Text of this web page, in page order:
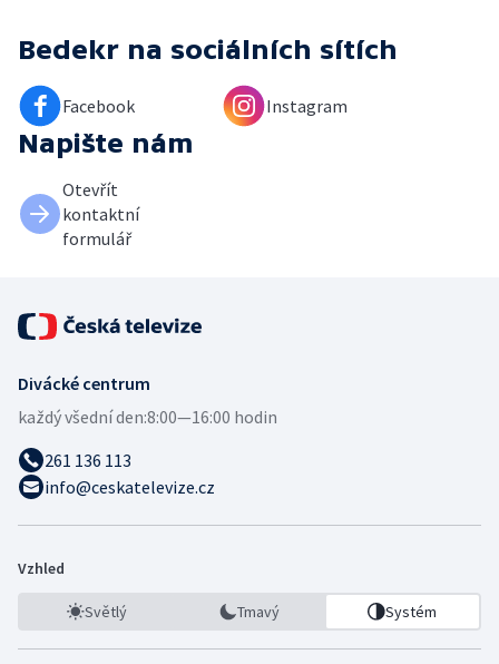
Bedekr na sociálních sítích
Facebook Instagram
Napište nám
Otevřít
kontaktní
formulář
Divácké centrum
každý všední den:8:00—16:00 hodin
261 136 113
info@ceskatelevize.cz
Vzhled
Světlý Tmavý Systém